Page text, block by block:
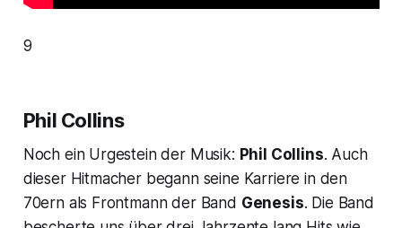
9
Phil Collins
Noch ein Urgestein der Musik: Phil Collins. Auch
dieser Hitmacher begann seine Karriere in den
70ern als Frontmann der Band Genesis. Die Band